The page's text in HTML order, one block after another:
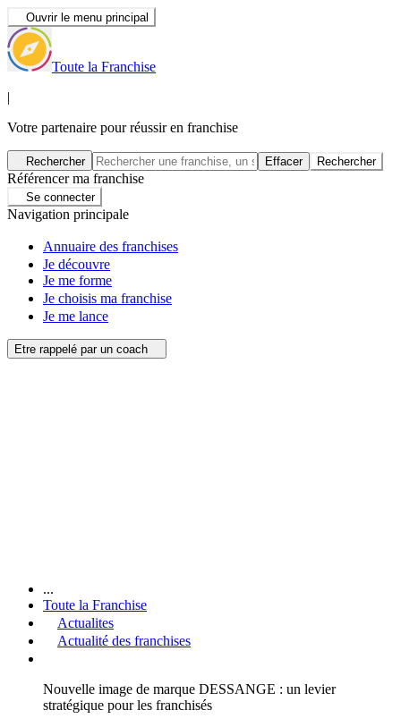
Ouvrir le menu principal
Toute la Franchise
|
Votre partenaire pour réussir en franchise
Rechercher Effacer Rechercher
Référencer ma franchise
Se connecter
Navigation principale
Annuaire des franchises
Je découvre
Je me forme
Je choisis ma franchise
Je me lance
Etre rappelé par un coach
...
Toute la Franchise
Actualites
Actualité des franchises
Nouvelle image de marque DESSANGE : un levier
stratégique pour les franchisés